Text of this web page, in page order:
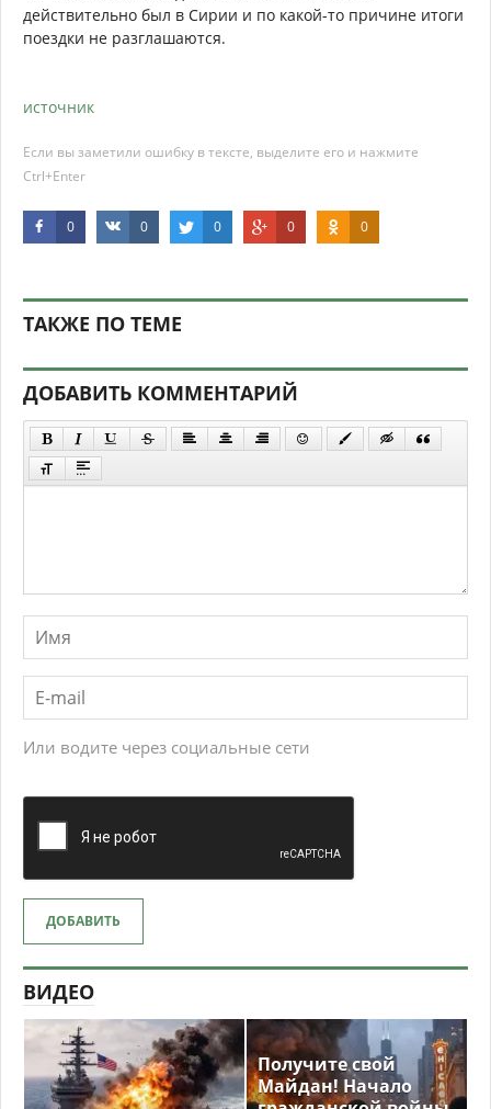
действительно был в Сирии и по какой-то причине итоги
поездки не разглашаются.
источник
Если вы заметили ошибку в тексте, выделите его и нажмите
Ctrl+Enter
0 0 0 0 0
ТАКЖЕ ПО ТЕМЕ
ДОБАВИТЬ КОММЕНТАРИЙ
Или водите через социальные сети
ДОБАВИТЬ
ВИДЕО
Получите свой
Майдан! Начало